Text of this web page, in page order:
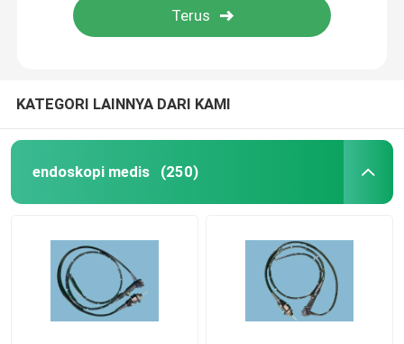
KATEGORI LAINNYA DARI KAMI
endoskopi medis (250)